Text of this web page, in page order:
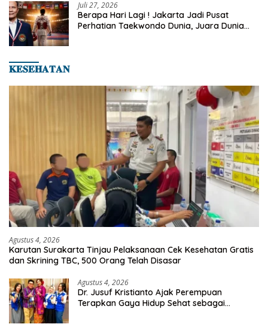
Juli 27, 2026
Berapa Hari Lagi ! Jakarta Jadi Pusat
Perhatian Taekwondo Dunia, Juara Dunia
𝐊𝐄𝐒𝐄𝐇𝐀𝐓𝐀𝐍
Agustus 4, 2026
Karutan Surakarta Tinjau Pelaksanaan Cek Kesehatan Gratis
dan Skrining TBC, 500 Orang Telah Disasar
Agustus 4, 2026
Dr. Jusuf Kristianto Ajak Perempuan
Terapkan Gaya Hidup Sehat sebagai